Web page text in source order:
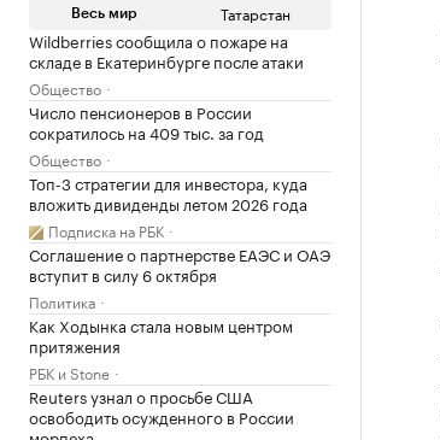
Весь мир Татарстан
Wildberries сообщила о пожаре на
складе в Екатеринбурге после атаки
Общество
Число пенсионеров в России
сократилось на 409 тыс. за год
Общество
Топ-3 стратегии для инвестора, куда
вложить дивиденды летом 2026 года
Подписка на РБК
Соглашение о партнерстве ЕАЭС и ОАЭ
вступит в силу 6 октября
Политика
Как Ходынка стала новым центром
притяжения
РБК и Stone
Reuters узнал о просьбе США
освободить осужденного в России